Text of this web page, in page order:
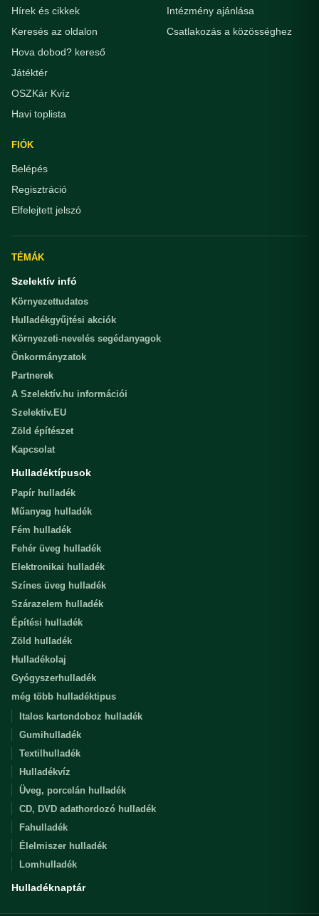
Hírek és cikkek
Keresés az oldalon
Hova dobod? kereső
Játéktér
OSZKár Kvíz
Havi toplista
Intézmény ajánlása
Csatlakozás a közösséghez
FIÓK
Belépés
Regisztráció
Elfelejtett jelszó
TÉMÁK
Szelektív infó
Környezettudatos
Hulladékgyűjtési akciók
Környezeti-nevelés segédanyagok
Önkormányzatok
Partnerek
A Szelektív.hu információi
Szelektiv.EU
Zöld építészet
Kapcsolat
Hulladéktípusok
Papír hulladék
Műanyag hulladék
Fém hulladék
Fehér üveg hulladék
Elektronikai hulladék
Színes üveg hulladék
Szárazelem hulladék
Építési hulladék
Zöld hulladék
Hulladékolaj
Gyógyszerhulladék
még több hulladéktipus
Italos kartondoboz hulladék
Gumihulladék
Textilhulladék
Hulladékvíz
Üveg, porcelán hulladék
CD, DVD adathordozó hulladék
Fahulladék
Élelmiszer hulladék
Lomhulladék
Hulladéknaptár